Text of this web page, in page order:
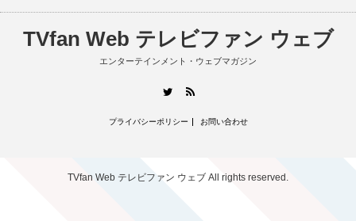
TVfan Web テレビファン ウェブ
エンターテインメント・ウェブマガジン
Twitter
プライバシーポリシー お問い合わせ
TVfan Web テレビファン ウェブ All rights reserved.